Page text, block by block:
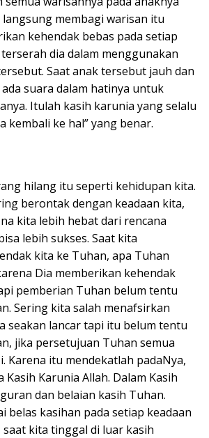
langsung membagi warisan itu
kehendak bebas pada setiap
terserah dia dalam menggunakan
Saat anak tersebut jauh dan
suara dalam hatinya untuk
Itulah kasih karunia yang selalu
kembali ke hal” yang benar.
hilang itu seperti kehidupan kita.
berontak dengan keadaan kita,
kita lebih hebat dari rencana
lebih sukses. Saat kita
kita ke Tuhan, apa Tuhan
Dia memberikan kehendak
pemberian Tuhan belum tentu
Sering kita salah menafsirkan
seakan lancar tapi itu belum tentu
jika persetujuan Tuhan semua
Karena itu mendekatlah padaNya,
Kasih Karunia Allah. Dalam Kasih
dan belaian kasih Tuhan.
belas kasihan pada setiap keadaan
saat kita tinggal di luar kasih